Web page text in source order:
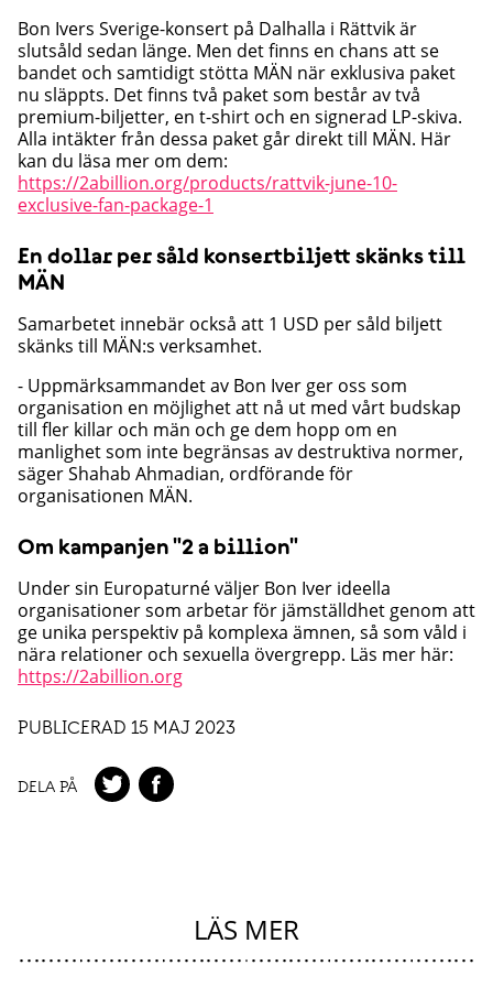
Bon Ivers Sverige-konsert på Dalhalla i Rättvik är
slutsåld sedan länge. Men det finns en chans att se
bandet och samtidigt stötta MÄN när exklusiva paket
nu släppts. Det finns två paket som består av två
premium-biljetter, en t-shirt och en signerad LP-skiva.
Alla intäkter från dessa paket går direkt till MÄN. Här
kan du läsa mer om dem:
https://2abillion.org/products/rattvik-june-10-
exclusive-fan-package-1
En dollar per såld konsertbiljett skänks till
MÄN
Samarbetet innebär också att 1 USD per såld biljett
skänks till MÄN:s verksamhet.
- Uppmärksammandet av Bon Iver ger oss som
organisation en möjlighet att nå ut med vårt budskap
till fler killar och män och ge dem hopp om en
manlighet som inte begränsas av destruktiva normer,
säger Shahab Ahmadian, ordförande för
organisationen MÄN.
Om kampanjen "2 a billion"
Under sin Europaturné väljer Bon Iver ideella
organisationer som arbetar för jämställdhet genom att
ge unika perspektiv på komplexa ämnen, så som våld i
nära relationer och sexuella övergrepp. Läs mer här:
https://2abillion.org
PUBLICERAD 15 MAJ 2023
DELA PÅ
LÄS MER